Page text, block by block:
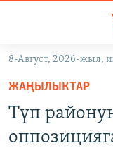
Навигацияга
өтүңүз
Издөөгө
салыңызКЫРГЫЗСТАН
ДҮЙНӨ
8-Август, 2026-жыл,
ЖАҢЫЛЫКТАР
Түп